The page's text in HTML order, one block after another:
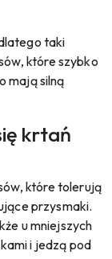
taki
które szybko
mają silną
krtań
które tolerują
przysmaki.
u mniejszych
i jedzą pod